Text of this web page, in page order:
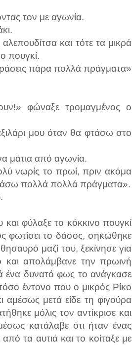
τον με αγωνία.
και τότε τα μικρά
πουγκί.
πάρα πολλά πράγματα»
φώναξε τρομαγμένος ο
μου όταν θα φτάσω στο
μάτια από αγωνία.
νωρίς το πρωί, πριν ακόμα
πολλά πολλά πράγματα».
και φύλαξε το κόκκινο πουγκί
φωτίσει το δάσος, σηκώθηκε
μαζί του, ξεκίνησε για
και απολάμβανε την πρωινή
ένα δυνατό φως το ανάγκασε
έντονο που ο μικρός Ρίκο
μετά είδε τη φιγούρα
μόλις τον αντίκρισε και
κατάλαβε ότι ήταν ένας
τα αυτιά και το κοίταξε με